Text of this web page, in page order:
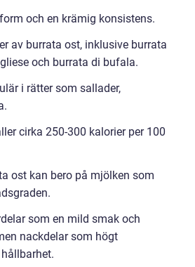
och en krämig konsistens.
av burrata ost, inklusive burrata
och burrata di bufala.
i rätter som sallader,
cirka 250-300 kalorier per 100
ost kan bero på mjölken som
som en mild smak och
nackdelar som högt